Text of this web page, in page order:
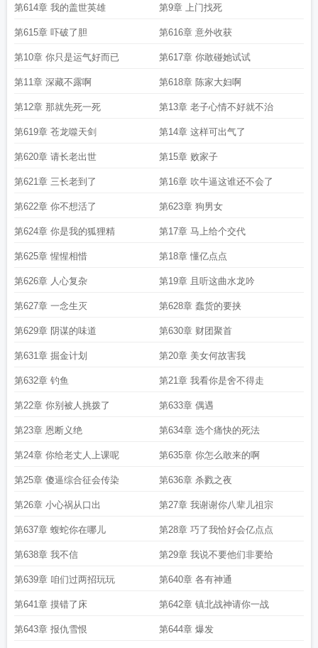
第614章 我的盖世英雄 第9章 上门找死
第615章 吓破了胆 第616章 意外收获
第10章 你只是运气好而已 第617章 你敢碰她试试
第11章 深藏不露啊 第618章 陈家大妇啊
第12章 那就先死一死 第13章 老子心情不好就不治
第619章 苍龙噬天剑 第14章 这样可出气了
第620章 请长老出世 第15章 败家子
第621章 三长老到了 第16章 吹牛逼这谁还不会了
第622章 你不想活了 第623章 狗男女
第624章 你是我的狐狸精 第17章 马上给个交代
第625章 惺惺相惜 第18章 懂亿点点
第626章 人心复杂 第19章 且听这曲水龙吟
第627章 一念生灭 第628章 蠢货的要挟
第629章 阴谋的味道 第630章 财团聚首
第631章 掘金计划 第20章 美女何故害我
第632章 钓鱼 第21章 我看你是舍不得走
第22章 你别被人挑拨了 第633章 偶遇
第23章 恩断义绝 第634章 选个痛快的死法
第24章 你给老丈人上课呢 第635章 你怎么敢来的啊
第25章 傻逼综合征会传染 第636章 杀戮之夜
第26章 小心祸从口出 第27章 我谢谢你八辈儿祖宗
第637章 蝮蛇你在哪儿 第28章 巧了我恰好会亿点点
第638章 我不信 第29章 我说不要他们非要给
第639章 咱们过两招玩玩 第640章 各有神通
第641章 摸错了床 第642章 镇北战神请你一战
第643章 报仇雪恨 第644章 爆发